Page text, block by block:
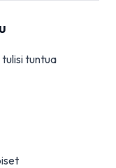
tuntua